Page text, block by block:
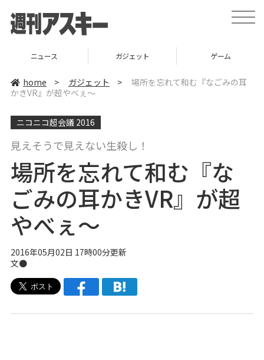
t
o
a
v
ニュース ガジェット ゲーム
home > ガジェット >
場所を忘れて和む『なごみの耳
かきVR』が超やべぇ～
ニコニコ超会議 2016
見えそうで見えない生殺し！
場所を忘れて和む『な
ごみの耳かきVR』が超
やべぇ～
2016年05月02日 17時00分更新
文●